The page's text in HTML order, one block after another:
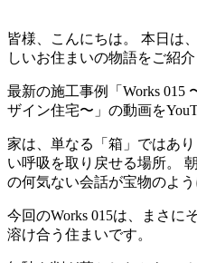
皆様、こんにちは。 本日は
しいお住まいの物語をご紹介
最新の施工事例「Works 015
ザイン住宅〜」の動画を
家は、単なる「箱」ではあ
い呼吸を取り戻せる場所。
の何気ない会話が宝物のよう
今回のWorks 015は、まさに
溶け合う住まいです。